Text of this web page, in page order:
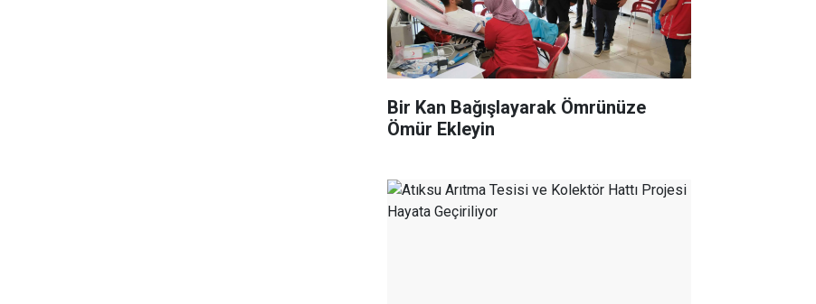
Bir Kan Bağışlayarak Ömrünüze
Ömür Ekleyin